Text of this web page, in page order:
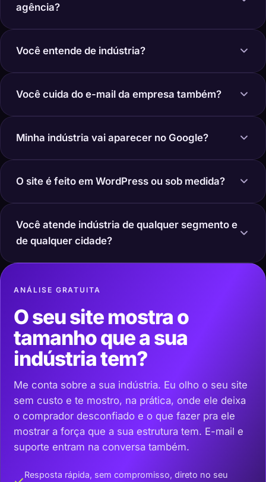
agência?
Você entende de indústria?
Você cuida do e-mail da empresa também?
Minha indústria vai aparecer no Google?
O site é feito em WordPress ou sob medida?
Você atende indústria de qualquer segmento e
de qualquer cidade?
ANÁLISE GRATUITA
O seu site mostra o
tamanho que a sua
indústria tem?
Me conta sobre a sua indústria. Eu olho o seu site
sem custo e te mostro, na prática, onde ele deixa
o comprador desconfiado e o que fazer pra ele
mostrar a força que a sua estrutura tem. E-mail e
suporte entram na conversa também.
Resposta rápida, sem compromisso, direto no seu